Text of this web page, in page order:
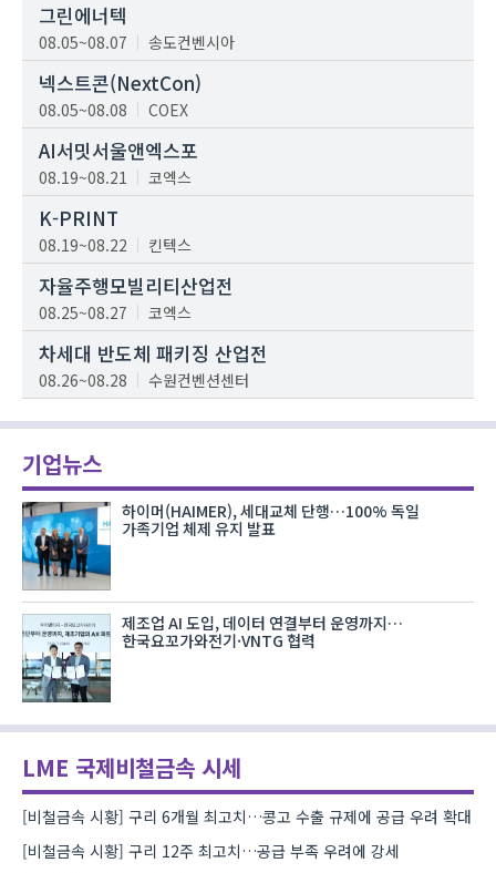
그린에너텍
08.05~08.07 송도컨벤시아
넥스트콘(NextCon)
08.05~08.08 COEX
AI서밋서울앤엑스포
08.19~08.21 코엑스
K-PRINT
08.19~08.22 킨텍스
자율주행모빌리티산업전
08.25~08.27 코엑스
차세대 반도체 패키징 산업전
08.26~08.28 수원컨벤션센터
기업뉴스
하이머(HAIMER), 세대교체 단행…100% 독일
가족기업 체제 유지 발표
제조업 AI 도입, 데이터 연결부터 운영까지…
한국요꼬가와전기·VNTG 협력
LME 국제비철금속 시세
[비철금속 시황] 구리 6개월 최고치…콩고 수출 규제에 공급 우려 확대
[비철금속 시황] 구리 12주 최고치…공급 부족 우려에 강세